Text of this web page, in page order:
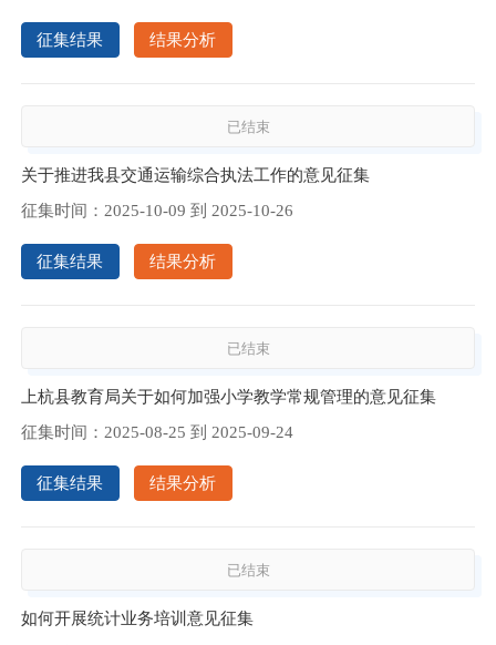
征集结果 结果分析
已结束
关于推进我县交通运输综合执法工作的意见征集
征集时间： 2025-10-09 到 2025-10-26
征集结果 结果分析
已结束
上杭县教育局关于如何加强小学教学常规管理的意见征集
征集时间： 2025-08-25 到 2025-09-24
征集结果 结果分析
已结束
如何开展统计业务培训意见征集